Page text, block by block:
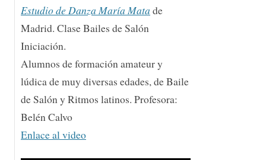
Estudio de Danza María Mata de
Madrid. Clase Bailes de Salón
Iniciación.
Alumnos de formación amateur y
lúdica de muy diversas edades, de Baile
de Salón y Ritmos latinos. Profesora:
Belén Calvo
Enlace al video